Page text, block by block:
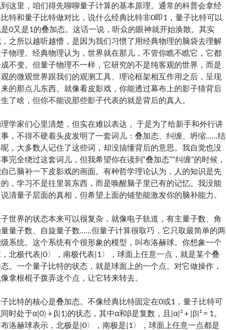
这里，咱们得先聊聊量子计算的基本原理。通常的科普会拿经
特和量子比特做对比，说什么经典比特非0即1，量子比特可以
0又是1的叠加态。这话一说，听众的眼神就开始涣散。其实
之所以越听越懵，是因为我们习惯了用经典物理的脑袋去理解
物理。经典物理认为，世界就在那儿，不管你瞧不瞧它，它都
不变。但量子物理不一样，它研究的不是纯客观的世界，而是
的微观世界跟我们的观测工具、理论框架相互作用之后，呈现
的那点儿东西。就像看皮影戏，你能透过幕布上的影子猜背后
了啥，但你不能说那些影子代表的就是背后的真人。
学家们心里清楚，但实在难以表达， 于是为了给新手和外行讲
，不得不硬着头皮发明了一套词儿：叠加态、纠缠、坍缩……结
，大多数人记住了这些词，却没搞懂背后的意思。我自觉也没
完全绕过这套词儿，但我希望你在读到“叠加态”“纠缠”的时候，
己脑补一下皮影戏的画面。有种哲学理论认为，人的知识是先
，学习不是往里装东西，而是唤醒脑子里已有的记忆。我没能
清量子层面的真相，但希望上面的铺垫能激发你的脑补能力。
世界的状态本来可以很复杂，就像电子轨道，有主量子数、角
量子数、自旋量子数……但量子计算很取巧，它只取最简单的两
系统。这个系统有个很形象的模型，叫布洛赫球。你想象一个
北极代表|0〉，南极代表|1〉，球面上任意一点，就是某个叠
。一个量子比特的状态，就是球面上的一个点。对它做操作，
拿根棍子拨弄这个点，让它转来转去。
比特的核心是叠加态。不像经典比特固定在0或1，量子比特可
时处于α|0〉 + β|1〉的状态，其中α和β是复数，且|α|² + |β|² = 1。
布洛赫球表示，北极是|0〉，南极是|1〉，球面上任意一点都是